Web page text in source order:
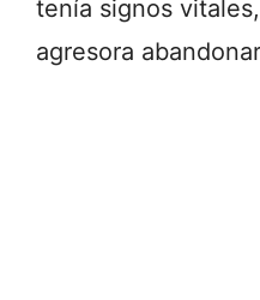
tenía signos
agresora